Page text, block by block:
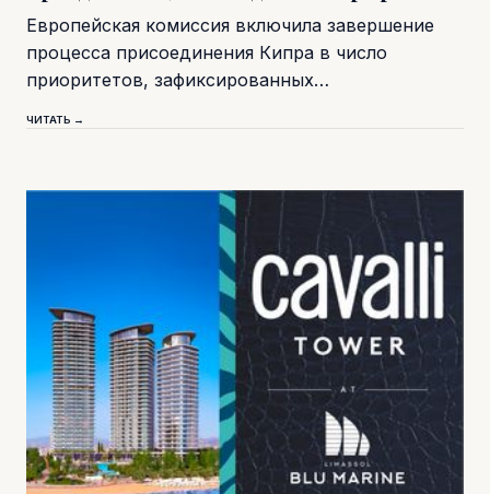
Европейская комиссия включила завершение
процесса присоединения Кипра в число
приоритетов, зафиксированных…
ЧИТАТЬ →